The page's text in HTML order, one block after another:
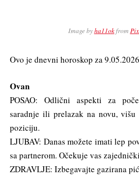
Image byha11okfrom
Ovo je dnevni horoskop za
Ovan
POSAO: Odlični aspekti za
saradnje ili prelazak na novu,
poziciju.
LJUBAV: Danas možete imati lep
sa partnerom. Očekuje vas
ZDRAVLJE: Izbegavajte gazirana